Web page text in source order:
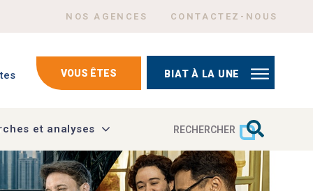
NOS AGENCES CONTACTEZ-NOUS
VOUS ÊTES BIAT À LA UNE
et analyses RECHERCHER